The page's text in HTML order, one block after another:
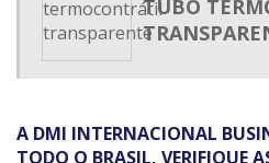
TUBO TERMO RETRÁTIL
TUBO TERMO RETRÁTIL ADESIVADO
TUBO TERMOENCOLHÍVEL
TUBO
A DMI INTERNACIONAL
TODO O BRASIL, VERIFIQUE